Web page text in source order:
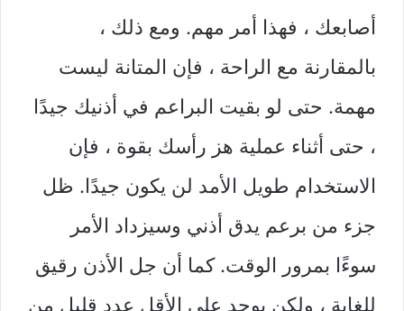
أصابعك ، فهذا أمر مهم. ومع ذلك ،
بالمقارنة مع الراحة ، فإن المتانة ليست
مهمة. حتى لو بقيت البراعم في أذنيك جيدًا
، حتى أثناء عملية هز رأسك بقوة ، فإن
الاستخدام طويل الأمد لن يكون جيدًا. ظل
جزء من برعم يدق أذني وسيزداد الأمر
سوءًا بمرور الوقت. كما أن جل الأذن رقيق
للغاية ، ولكن يوجد على الأقل عدد قليل من